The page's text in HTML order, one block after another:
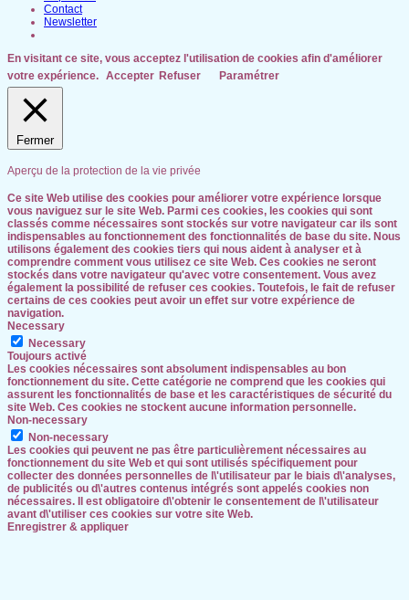
Contact
Newsletter
En visitant ce site, vous acceptez l'utilisation de cookies afin d'améliorer
votre expérience. Accepter Refuser Paramétrer
Fermer
Aperçu de la protection de la vie privée
Ce site Web utilise des cookies pour améliorer votre expérience lorsque
vous naviguez sur le site Web. Parmi ces cookies, les cookies qui sont
classés comme nécessaires sont stockés sur votre navigateur car ils sont
indispensables au fonctionnement des fonctionnalités de base du site. Nous
utilisons également des cookies tiers qui nous aident à analyser et à
comprendre comment vous utilisez ce site Web. Ces cookies ne seront
stockés dans votre navigateur qu'avec votre consentement. Vous avez
également la possibilité de refuser ces cookies. Toutefois, le fait de refuser
certains de ces cookies peut avoir un effet sur votre expérience de
navigation.
Necessary
Necessary
Toujours activé
Les cookies nécessaires sont absolument indispensables au bon
fonctionnement du site. Cette catégorie ne comprend que les cookies qui
assurent les fonctionnalités de base et les caractéristiques de sécurité du
site Web. Ces cookies ne stockent aucune information personnelle.
Non-necessary
Non-necessary
Les cookies qui peuvent ne pas être particulièrement nécessaires au
fonctionnement du site Web et qui sont utilisés spécifiquement pour
collecter des données personnelles de l\'utilisateur par le biais d\'analyses,
de publicités ou d\'autres contenus intégrés sont appelés cookies non
nécessaires. Il est obligatoire d\'obtenir le consentement de l\'utilisateur
avant d\'utiliser ces cookies sur votre site Web.
Enregistrer & appliquer